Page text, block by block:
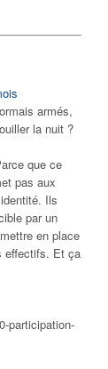
armés,
la nuit ?
que ce
pas aux
Ils
par un
en place
effectifs. Et ça
participation-